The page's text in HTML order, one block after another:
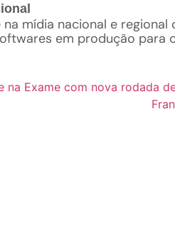
mídia nacional e
em produção para